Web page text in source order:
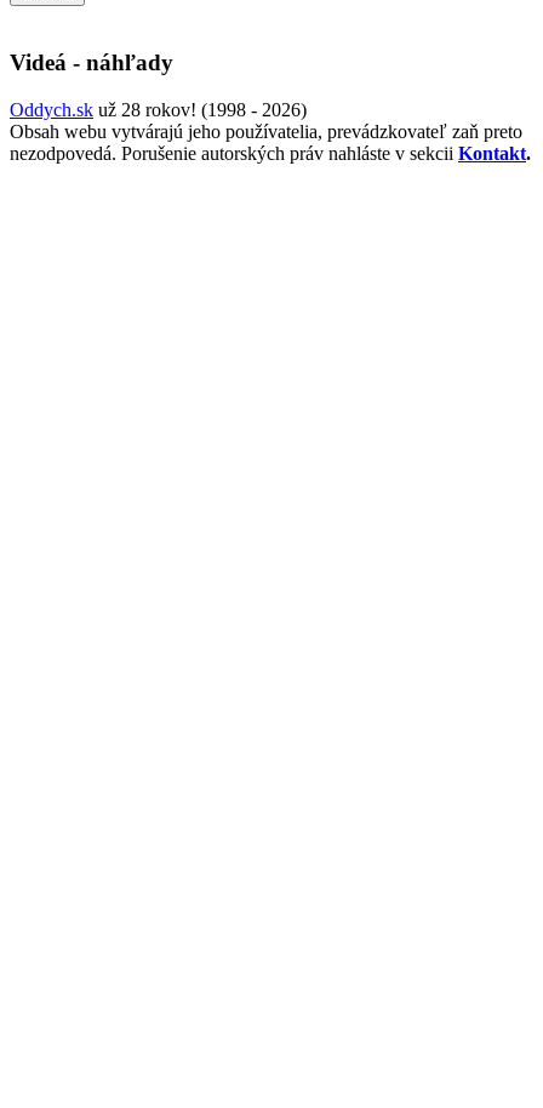
Videá - náhľady
Oddych.sk už 28 rokov! (1998 - 2026)
Obsah webu vytvárajú jeho používatelia, prevádzkovateľ zaň preto
nezodpovedá. Porušenie autorských práv nahláste v sekcii Kontakt.